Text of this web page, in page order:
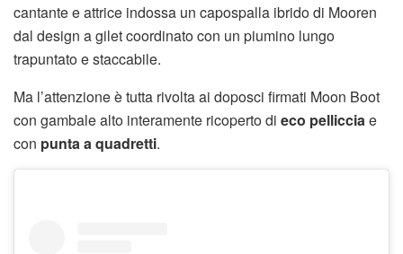
cantante e attrice indossa un capospalla ibrido di Mooren
dal design a gilet coordinato con un piumino lungo
trapuntato e staccabile.
Ma l’attenzione è tutta rivolta ai doposci firmati Moon Boot
con gambale alto interamente ricoperto di eco pelliccia e
con punta a quadretti.